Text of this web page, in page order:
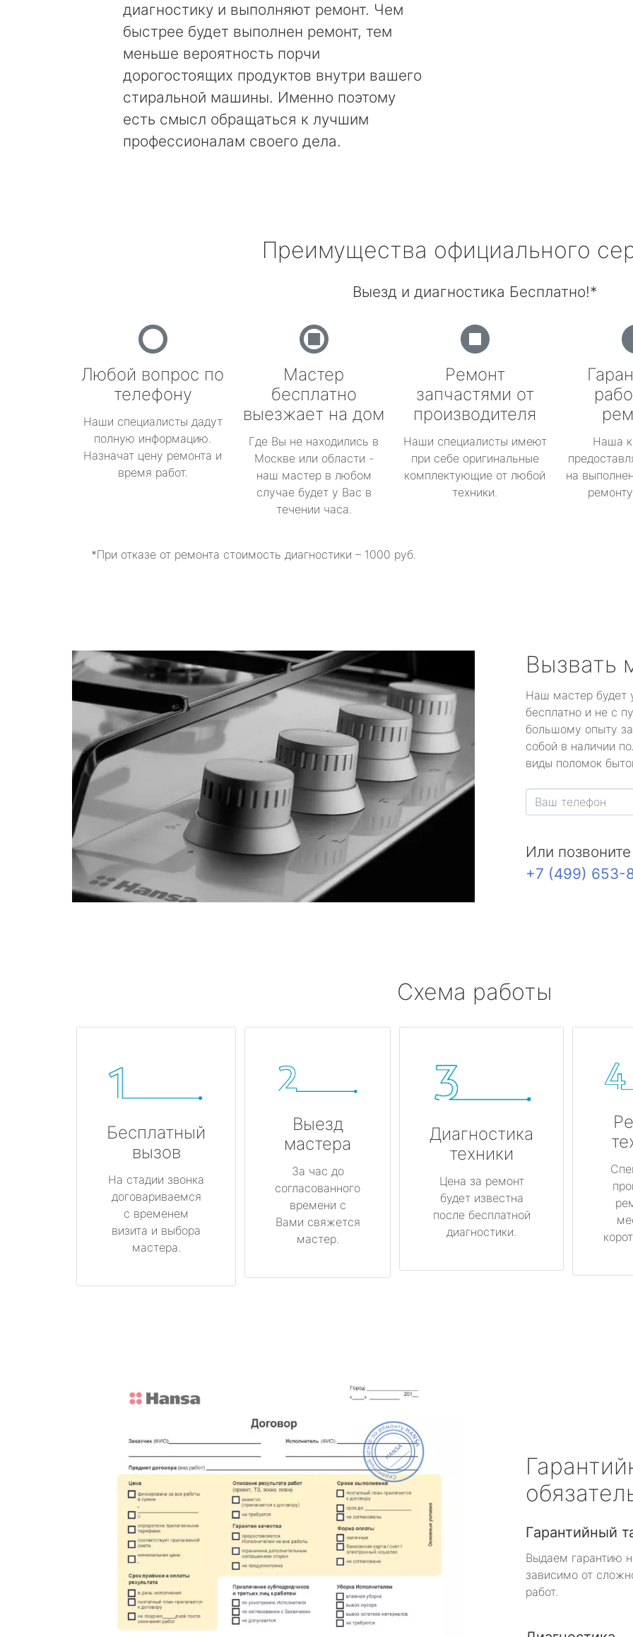
диагностику и выполняют ремонт. Чем
быстрее будет выполнен ремонт, тем
меньше вероятность порчи
дорогостоящих продуктов внутри вашего
стиральной машины. Именно поэтому
есть смысл обращаться к лучшим
профессионалам своего дела.
Преимущества официального
Выезд и диагностика Бесплатно!*
Любой вопрос по
телефону
Наши специалисты дадут
полную информацию.
Назначат цену ремонта и
время работ.
Мастер
бесплатно
выезжает на дом
Где Вы не находились в
Москве или области -
наш мастер в любом
случае будет у Вас в
течении часа.
Ремонт
запчастями от
производителя
Наши специалисты имеют
при себе оригинальные
комплектующие от любой
техники.
Наша
на
*При отказе от ремонта стоимость диагностики – 1000 руб.
Вызвать
Наш мастер будет
бесплатно и не с
большому опыту
собой в наличии
виды поломок
Или
+7 (499) 653-
Схема работы
Бесплатный
вызов
На стадии звонка
договариваемся
с временем
визита и выбора
мастера.
Выезд
мастера
За час до
согласованного
времени с
Вами свяжется
мастер.
Диагностика
техники
Цена за ремонт
будет известна
после бесплатной
диагностики.
Гарантийный
Выдаем гарантию
зависимо от
работ.